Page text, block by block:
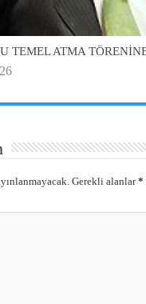
TEMEL ATMA
Gerekli alanlar*